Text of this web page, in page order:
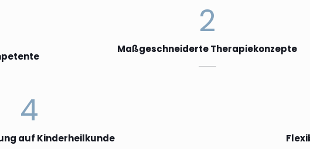
2
Maßgeschneiderte Therapiekonzepte
4
auf Kinderheilkunde